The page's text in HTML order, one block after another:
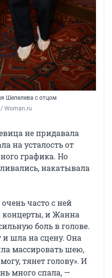
Шепелева с отцом
Woman.ru
не придавала
на усталость от
графика. Но
накатывала
часто с ней
концерты, и Жанна
боль в голове.
шла на сцену. Она
массировать шею,
тянет голову». И
много спала, —